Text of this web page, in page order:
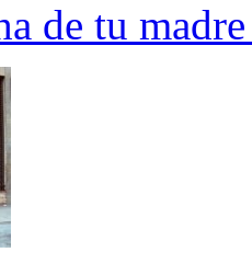
de tu